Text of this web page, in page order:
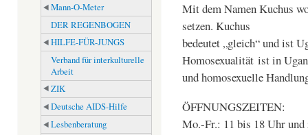
Mann-O-Meter
DER REGENBOGEN
HILFE-FÜR-JUNGS
Verband für interkulturelle
Arbeit
ZIK
Deutsche AIDS-Hilfe
Lesbenberatung
Mit dem Namen Kuchus
setzen. Kuchus
bedeutet „gleich“ und ist
Homosexualität ist in
und homosexuelle
ÖFFNUNGSZEITEN:
Mo.-Fr.: 11 bis 18 Uhr und